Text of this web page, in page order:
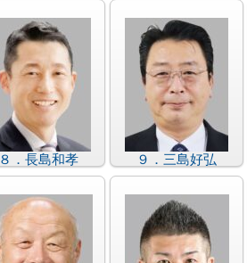
８．長島和孝 ９．三島好弘